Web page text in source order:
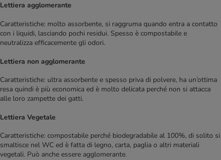
Lettiera agglomerante
Caratteristiche: molto assorbente, si raggruma quando entra a contatto
con i liquidi, lasciando pochi residui. Spesso è compostabile e
neutralizza efficacemente gli odori.
Lettiera non agglomerante
Caratteristiche: ultra assorbente e spesso priva di polvere, ha un’ottima
resa quindi è più economica ed è molto delicata perché non si attacca
alle loro zampette dei gatti.
Lettiera Vegetale
Caratteristiche: compostabile perché biodegradabile al 100%, di solito si
smaltisce nel WC ed è fatta di legno, carta, paglia o altri materiali
vegetali. Può anche essere agglomerante.